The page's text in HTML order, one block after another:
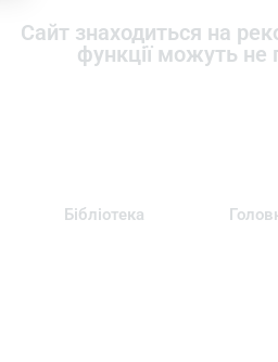
Сайт знаходиться на
функції можуть не
Бібліотека